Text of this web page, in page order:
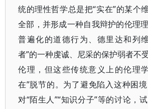
统的理性哲学总是把“实在”的某个
全部，并形成一种自我辩护的伦理
普遍化的道德行为、德里达和列
者”的一种虔诚、尼采的保护弱者不
伦理，但这些传统意义上的伦理
在”脱节的。为了避免陷入这种困
对“陌生人”“知识分子”等的讨论，